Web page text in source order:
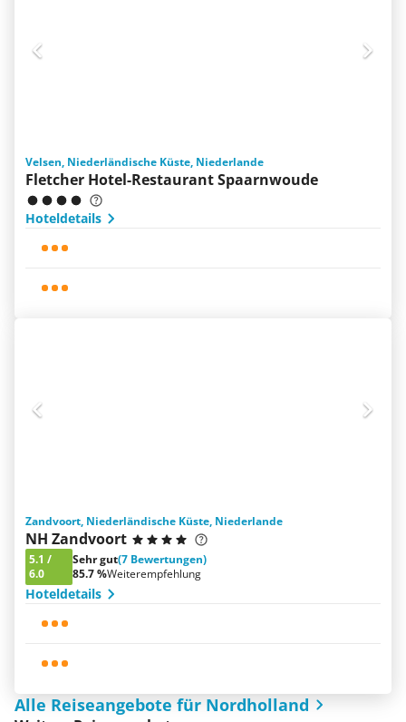
Velsen, Niederländische Küste, Niederlande
Fletcher Hotel-Restaurant Spaarnwoude
Hoteldetails
Zandvoort, Niederländische Küste, Niederlande
NH Zandvoort
5.1 /
6.0
Sehr gut(7 Bewertungen)
85.7 %Weiterempfehlung
Hoteldetails
Alle Reiseangebote für Nordholland